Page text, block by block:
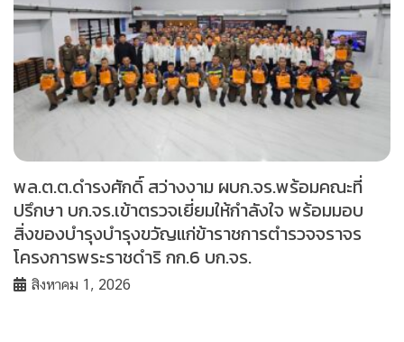
พล.ต.ต.ดำรงศักดิ์ สว่างงาม ผบก.จร.พร้อมคณะที่
ปรึกษา บก.จร.เข้าตรวจเยี่ยมให้กำลังใจ พร้อมมอบ
สิ่งของบำรุงบำรุงขวัญแก่ข้าราชการตำรวจจราจร
โครงการพระราชดำริ กก.6 บก.จร.
สิงหาคม 1, 2026